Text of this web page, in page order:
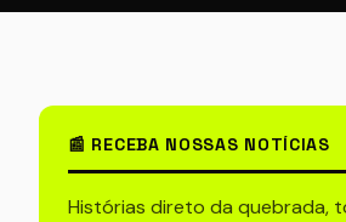
📰 RECEBA NOSSAS NOTÍCIAS
Histórias direto da quebrada,